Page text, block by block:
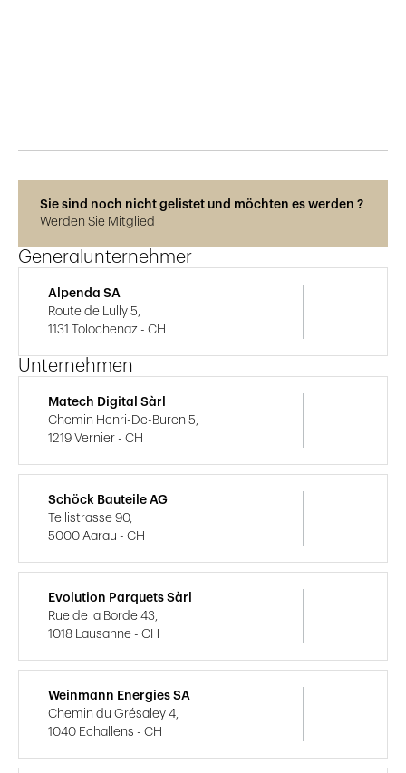
Sie sind noch nicht gelistet und möchten es werden ?
Werden Sie Mitglied
Generalunternehmer
Alpenda SA
Route de Lully 5,
1131 Tolochenaz - CH
Unternehmen
Matech Digital Sàrl
Chemin Henri-De-Buren 5,
1219 Vernier - CH
Schöck Bauteile AG
Tellistrasse 90,
5000 Aarau - CH
Evolution Parquets Sàrl
Rue de la Borde 43,
1018 Lausanne - CH
Weinmann Energies SA
Chemin du Grésaley 4,
1040 Echallens - CH